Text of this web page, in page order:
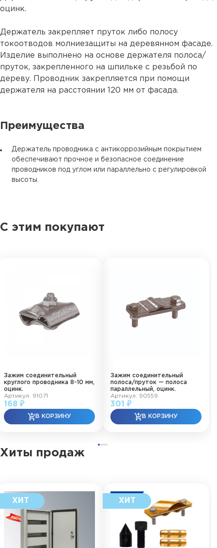
оцинк.
Держатель закрепляет пруток либо полосу
токоотводов молниезащиты на деревянном фасаде.
Изделие выполнено на основе держателя полоса/
пруток, закрепленного на шпильке с резьбой по
дереву. Проводник закрепляется при помощи
держателя на расстоянии 120 мм от фасада.
Преимущества
Держатель проводника с антикоррозийным покрытием
обеспечивают прочное и безопасное соединение
проводников под углом или параллельно с регулировкой
высоты.
С этим покупают
Зажим соединительный
круглого проводника 8-10 мм,
оцинк.
Артикул: 91071
168 ₽
Зажим соединительный
полоса/пруток — полоса
параллельный, оцинк.
Артикул: 90559
301 ₽
Хиты продаж